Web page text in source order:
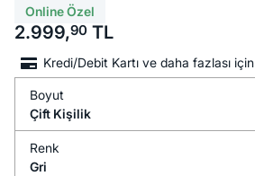
Online Özel
2.999,90 TL
Kredi/Debit Kartı ve daha fazlası için
Boyut
Çift Kişilik
Renk
Gri